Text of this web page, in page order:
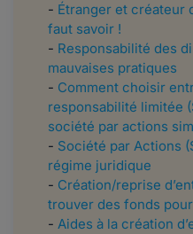
- Étranger et créateur
faut savoir !
- Responsabilité des
mauvaises pratiques
- Comment choisir
responsabilité limitée
société par actions
- Société par Actions
régime juridique
- Création/reprise
trouver des fonds
- Aides à la création